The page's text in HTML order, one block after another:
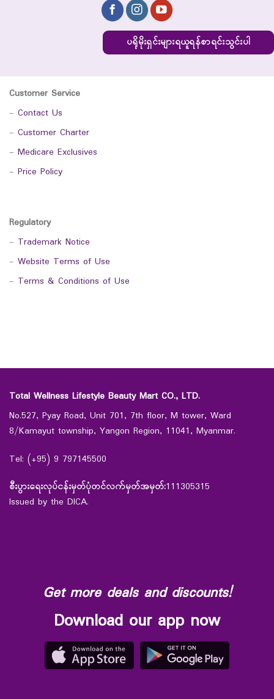
ပရိုမိုးရှင်းများရယူရန်စာရင်းသွင်းပါ
Customer Service
- Contact Us
- Customer Charter
- Medicare Exclusives
- Price Policy
Regulatory
- Trademark Notice
- Website Terms of Use
- Terms & Conditions of Use
Total Wellness Lifestyle Beauty Mart CO., LTD.
No.527, Pyay Road, Unit 701, 7th floor, M tower, Ward
8/Kamayut township, Yangon Region, 11041, Myanmar.
Tel: (+95) 9 797145500
စီးပွားရေးလုပ်ငန်းမှတ်ပုံတင်လက်မှတ်အမှတ်:111305315
Issued by the DICA.
Get more deals and discounts!
Download our app now